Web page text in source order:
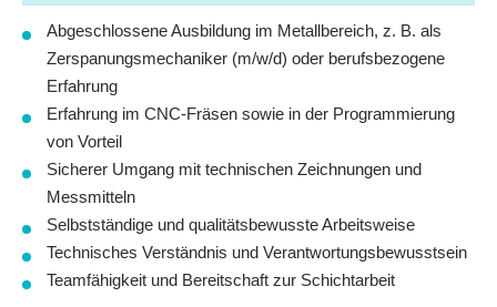
Abgeschlossene Ausbildung im Metallbereich, z. B. als
Zerspanungsmechaniker (m/w/d) oder berufsbezogene
Erfahrung
Erfahrung im CNC-Fräsen sowie in der Programmierung
von Vorteil
Sicherer Umgang mit technischen Zeichnungen und
Messmitteln
Selbstständige und qualitätsbewusste Arbeitsweise
Technisches Verständnis und Verantwortungsbewusstsein
Teamfähigkeit und Bereitschaft zur Schichtarbeit